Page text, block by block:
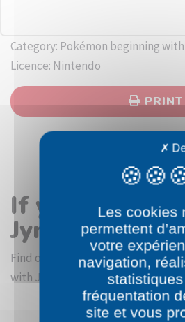
Category: Pokémon beginning
Licence: Nintendo
PRINT
If you like the
Jynx coloring
Find other coloring pictures in the
with J category
Les cookies
permettent
votre
navigation,
fréquentation
site et vous